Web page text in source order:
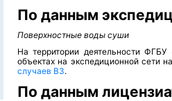
По данным
Поверхностные воды суши
На территории деятельности
объектах на экспедиционной сети
случаев ВЗ.
По данным